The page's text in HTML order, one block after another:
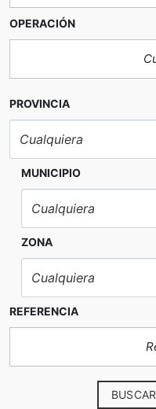
OPERACIÓN
PROVINCIA
MUNICIPIO
ZONA
REFERENCIA
BUSCAR